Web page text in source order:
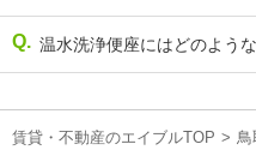
温水洗浄便座にはどのよう
賃貸・不動産のエイブルTOP > 鳥